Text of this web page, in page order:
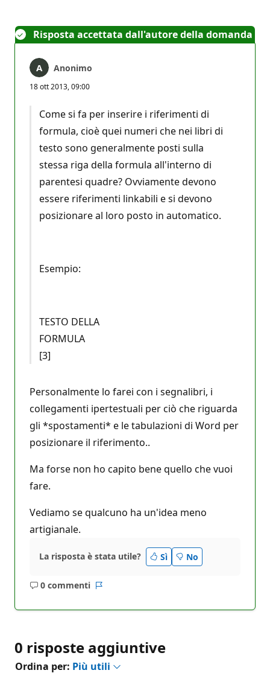
Risposta accettata dall'autore della domanda
Anonimo
18 ott 2013, 09:00
Come si fa per inserire i riferimenti di
formula, cioè quei numeri che nei libri di
testo sono generalmente posti sulla
stessa riga della formula all'interno di
parentesi quadre? Ovviamente devono
essere riferimenti linkabili e si devono
posizionare al loro posto in automatico.
Esempio:
TESTO DELLA
FORMULA
[3]
Personalmente lo farei con i segnalibri, i
collegamenti ipertestuali per ciò che riguarda
gli *spostamenti* e le tabulazioni di Word per
posizionare il riferimento..
Ma forse non ho capito bene quello che vuoi
fare.
Vediamo se qualcuno ha un'idea meno
artigianale.
La risposta è stata utile? Sì No
0 commenti
Nessun
0 risposte aggiuntive
Ordina per: Più utili